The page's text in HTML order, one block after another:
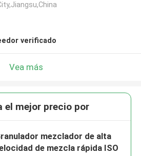
verificado
Vea más
el mejor precio por
mezclador de alta
de mezcla rápida ISO